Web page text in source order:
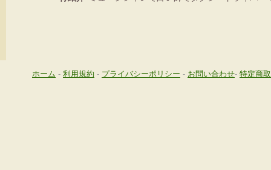
ホーム - 利用規約 - プライバシーポリシー - お問い合わせ- 特定商